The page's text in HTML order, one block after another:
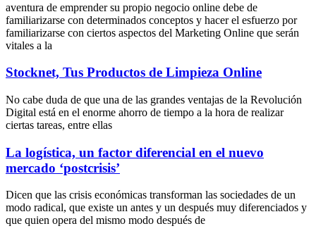
aventura de emprender su propio negocio online debe de
familiarizarse con determinados conceptos y hacer el esfuerzo por
familiarizarse con ciertos aspectos del Marketing Online que serán
vitales a la
Stocknet, Tus Productos de Limpieza Online
No cabe duda de que una de las grandes ventajas de la Revolución
Digital está en el enorme ahorro de tiempo a la hora de realizar
ciertas tareas, entre ellas
La logística, un factor diferencial en el nuevo
mercado ‘postcrisis’
Dicen que las crisis económicas transforman las sociedades de un
modo radical, que existe un antes y un después muy diferenciados y
que quien opera del mismo modo después de